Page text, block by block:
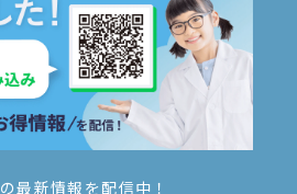
最新情報を配信中！